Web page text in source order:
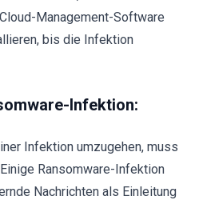
Management-Software
bis die Infektion
Infektion:
Infektion umzugehen, muss
Ransomware-Infektion
Nachrichten als Einleitung